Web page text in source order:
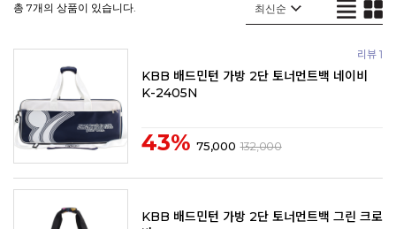
총 7개의 상품이 있습니다.
리뷰 1
KBB 배드민턴 가방 2단 토너먼트백 네이비
K-2405N
43% 75,000 132,000
KBB 배드민턴 가방 2단 토너먼트백 그린 크로